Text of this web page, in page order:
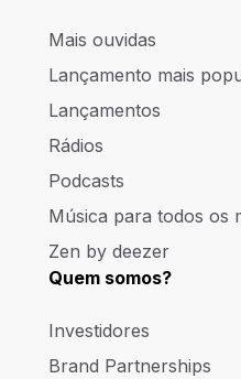
Mais ouvidas
Lançamento mais
Lançamentos
Rádios
Podcasts
Música para todos os
Zen by deezer
Quem somos?
Investidores
Brand Partnerships